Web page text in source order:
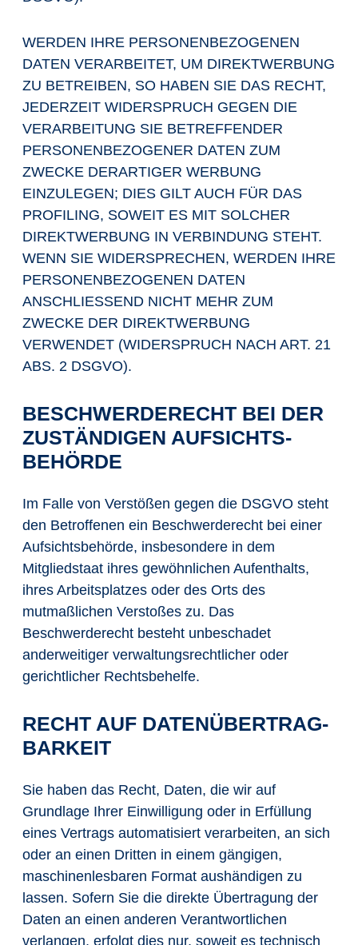
WERDEN IHRE PERSONENBEZOGENEN
DATEN VERARBEITET, UM DIREKTWERBUNG
ZU BETREIBEN, SO HABEN SIE DAS RECHT,
JEDERZEIT WIDERSPRUCH GEGEN DIE
VERARBEITUNG SIE BETREFFENDER
PERSONENBEZOGENER DATEN ZUM
ZWECKE DERARTIGER WERBUNG
EINZULEGEN; DIES GILT AUCH FÜR DAS
PROFILING, SOWEIT ES MIT SOLCHER
DIREKTWERBUNG IN VERBINDUNG STEHT.
WENN SIE WIDERSPRECHEN, WERDEN IHRE
PERSONENBEZOGENEN DATEN
ANSCHLIESSEND NICHT MEHR ZUM
ZWECKE DER DIREKTWERBUNG
VERWENDET (WIDERSPRUCH NACH ART. 21
ABS. 2 DSGVO).
BESCHWERDE­RECHT BEI DER
ZUSTÄNDIGEN AUFSICHTS­
BEHÖRDE
Im Falle von Verstößen gegen die DSGVO steht
den Betroffenen ein Beschwerderecht bei einer
Aufsichtsbehörde, insbesondere in dem
Mitgliedstaat ihres gewöhnlichen Aufenthalts,
ihres Arbeitsplatzes oder des Orts des
mutmaßlichen Verstoßes zu. Das
Beschwerderecht besteht unbeschadet
anderweitiger verwaltungsrechtlicher oder
gerichtlicher Rechtsbehelfe.
RECHT AUF DATEN­ÜBERTRAG­
BARKEIT
Sie haben das Recht, Daten, die wir auf
Grundlage Ihrer Einwilligung oder in Erfüllung
eines Vertrags automatisiert verarbeiten, an sich
oder an einen Dritten in einem gängigen,
maschinenlesbaren Format aushändigen zu
lassen. Sofern Sie die direkte Übertragung der
Daten an einen anderen Verantwortlichen
verlangen, erfolgt dies nur, soweit es technisch